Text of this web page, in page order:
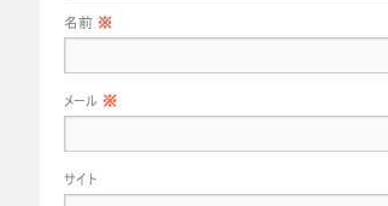
名前 ※
メール ※
サイト